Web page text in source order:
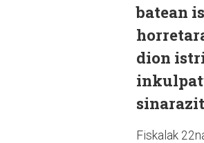
batean
dion
Fiskalak